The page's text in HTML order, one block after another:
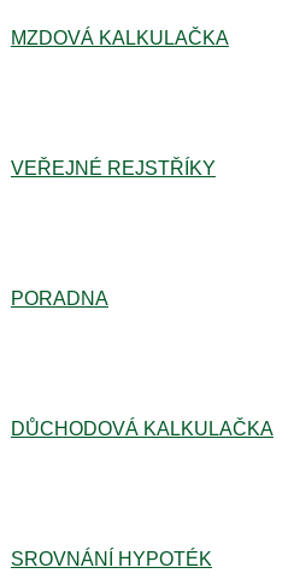
MZDOVÁ KALKULAČKA
VEŘEJNÉ REJSTŘÍKY
PORADNA
DŮCHODOVÁ KALKULAČKA
SROVNÁNÍ HYPOTÉK